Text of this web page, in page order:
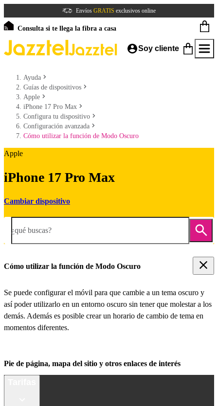
Envíos GRATIS exclusivos online
Consulta si te llega la fibra a casa
Soy cliente
Ayuda
Guías de dispositivos
Apple
iPhone 17 Pro Max
Configura tu dispositivo
Configuración avanzada
Cómo utilizar la función de Modo Oscuro
Apple
iPhone 17 Pro Max
Cambiar dispositivo
¿qué buscas?
Cómo utilizar la función de Modo Oscuro
Se puede configurar el móvil para que cambie a un tema oscuro y
así poder utilizarlo en un entorno oscuro sin tener que molestar a los
demás. Además es posible crear un horario de cambio de tema en
momentos diferentes.
Pie de página, mapa del sitio y otros enlaces de interés